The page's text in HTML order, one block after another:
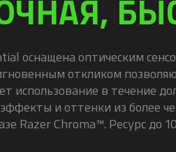
оснащена оптическим
откликом
использование в течение
и оттенки из более
Razer Chroma™. Ресурс